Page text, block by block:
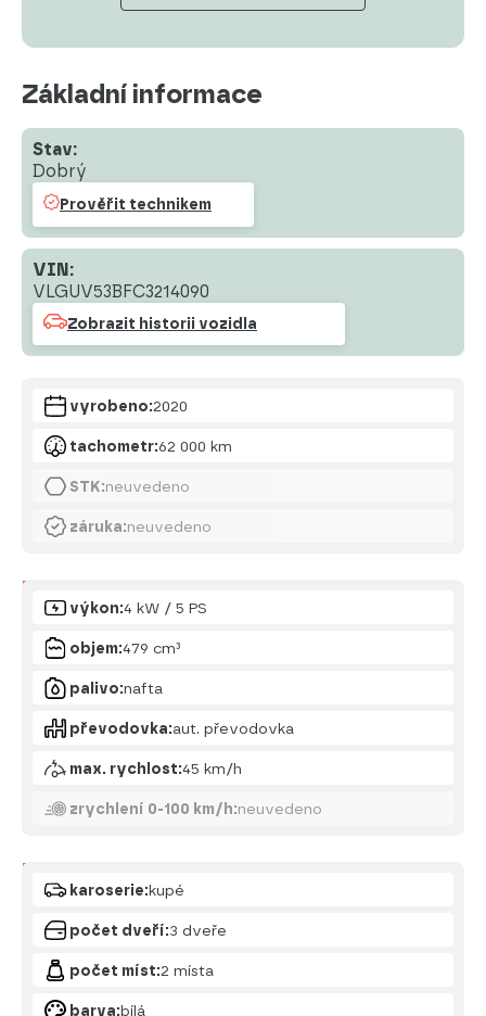
Základní informace
Stav:
Dobrý
Prověřit technikem
VIN:
VLGUV53BFC3214090
Zobrazit historii vozidla
vyrobeno:2020
tachometr:62 000 km
STK:neuvedeno
záruka:neuvedeno
Motor
výkon:4 kW / 5 PS
objem:479 cm³
palivo:nafta
převodovka:aut. převodovka
max. rychlost:45 km/h
zrychlení 0-100 km/h:neuvedeno
Karoserie
karoserie:kupé
počet dveří:3 dveře
počet míst:2 místa
barva:bílá